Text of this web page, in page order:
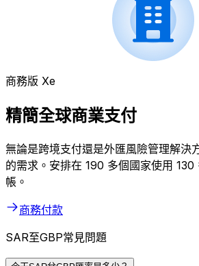
商務版 Xe
精簡全球商業支付
無論是跨境支付還是外匯風險管理解決
的需求。安排在 190 多個國家使用 130
帳。
商務付款
SAR至GBP常見問題